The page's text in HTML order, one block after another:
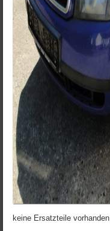
keine Ersatzteile vorhanden